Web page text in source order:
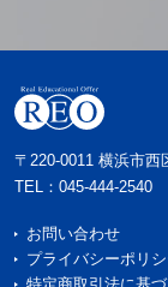
〒220-0011 横浜市西
TEL： 045-444-2540
お問い合わせ
プライバシーポリ